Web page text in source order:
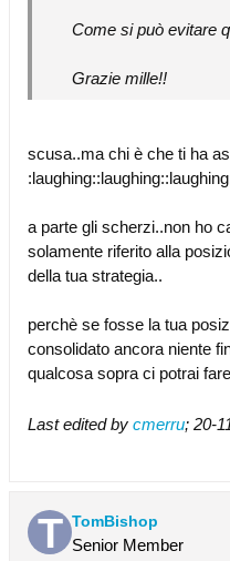
Come si può evitare
Grazie mille!!
scusa..ma chi è che ti ha
a parte gli scherzi..non ho
solamente riferito alla
della tua strategia..
perchè se fosse la tua
consolidato ancora niente
qualcosa sopra ci potrai
Last edited by cmerru; 20-
TomBishop
Senior Member